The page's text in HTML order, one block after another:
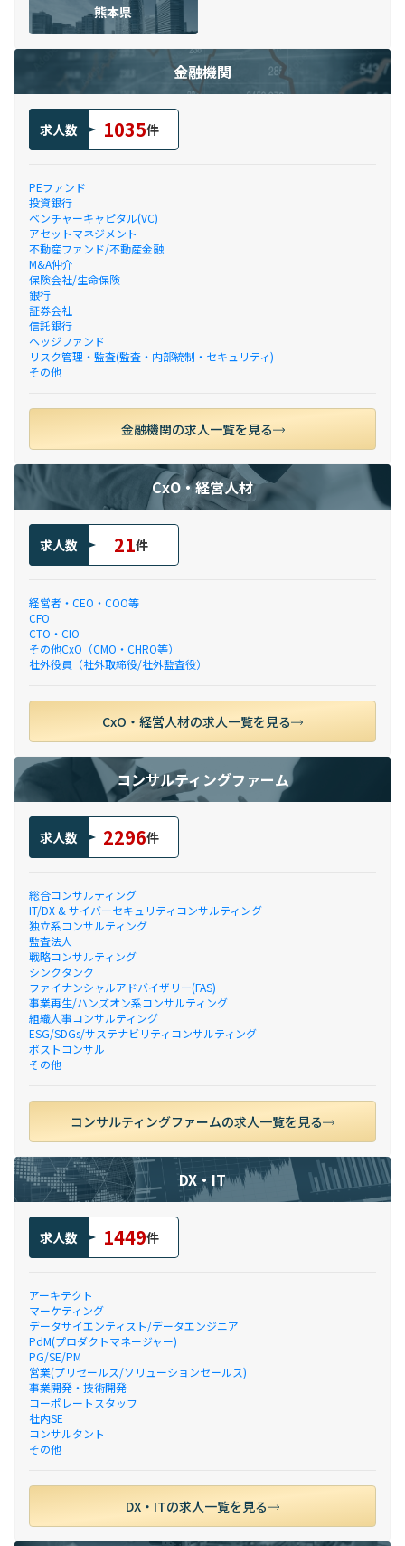
熊本県
金融機関
求人数 1035件
PEファンド
投資銀行
ベンチャーキャピタル(VC)
アセットマネジメント
不動産ファンド/不動産金融
M&A仲介
保険会社/生命保険
銀行
証券会社
信託銀行
ヘッジファンド
リスク管理・監査(監査・内部統制・セキュリティ)
その他
金融機関の求人一覧を見る
CxO・経営人材
求人数 21件
経営者・CEO・COO等
CFO
CTO・CIO
その他CxO（CMO・CHRO等）
社外役員（社外取締役/社外監査役）
CxO・経営人材の求人一覧を見る
コンサルティングファーム
求人数 2296件
総合コンサルティング
IT/DX & サイバーセキュリティコンサルティング
独立系コンサルティング
監査法人
戦略コンサルティング
シンクタンク
ファイナンシャルアドバイザリー(FAS)
事業再生/ハンズオン系コンサルティング
組織人事コンサルティング
ESG/SDGs/サステナビリティコンサルティング
ポストコンサル
その他
コンサルティングファームの求人一覧を見る
DX・IT
求人数 1449件
アーキテクト
マーケティング
データサイエンティスト/データエンジニア
PdM(プロダクトマネージャー)
PG/SE/PM
営業(プリセールス/ソリューションセールス)
事業開発・技術開発
コーポレートスタッフ
社内SE
コンサルタント
その他
DX・ITの求人一覧を見る